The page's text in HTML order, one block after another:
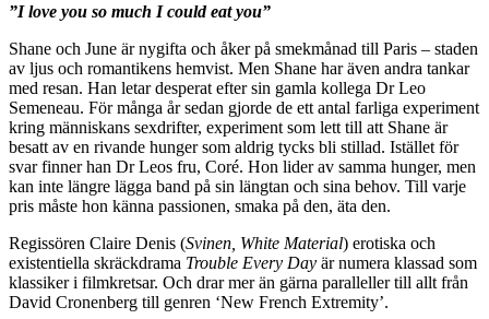
”I love you so much I could eat you”
Shane och June är nygifta och åker på smekmånad till Paris – staden
av ljus och romantikens hemvist. Men Shane har även andra tankar
med resan. Han letar desperat efter sin gamla kollega Dr Leo
Semeneau. För många år sedan gjorde de ett antal farliga experiment
kring människans sexdrifter, experiment som lett till att Shane är
besatt av en rivande hunger som aldrig tycks bli stillad. Istället för
svar finner han Dr Leos fru, Coré. Hon lider av samma hunger, men
kan inte längre lägga band på sin längtan och sina behov. Till varje
pris måste hon känna passionen, smaka på den, äta den.
Regissören Claire Denis (Svinen, White Material) erotiska och
existentiella skräckdrama Trouble Every Day är numera klassad som
klassiker i filmkretsar. Och drar mer än gärna paralleller till allt från
David Cronenberg till genren ‘New French Extremity’.